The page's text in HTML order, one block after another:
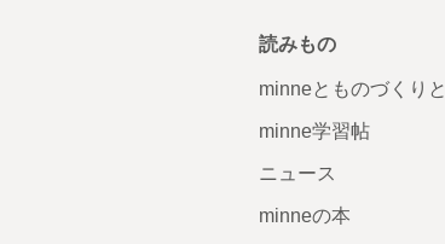
読みもの
minneとものづくりと
minne学習帖
ニュース
minneの本